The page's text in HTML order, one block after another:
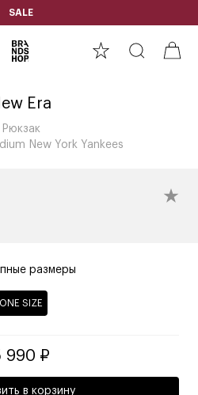
SALE
Era
Рюкзак
New York Yankees
размеры
ONE SIZE
990 ₽
в корзину